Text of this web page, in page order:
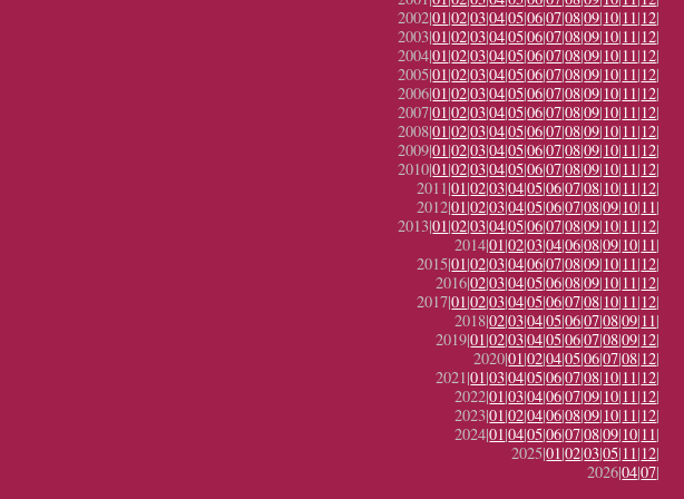
2002|01|02|03|04|05|06|07|08|09|10|11|12|
2003|01|02|03|04|05|06|07|08|09|10|11|12|
2004|01|02|03|04|05|06|07|08|09|10|11|12|
2005|01|02|03|04|05|06|07|08|09|10|11|12|
2006|01|02|03|04|05|06|07|08|09|10|11|12|
2007|01|02|03|04|05|06|07|08|09|10|11|12|
2008|01|02|03|04|05|06|07|08|09|10|11|12|
2009|01|02|03|04|05|06|07|08|09|10|11|12|
2010|01|02|03|04|05|06|07|08|09|10|11|12|
2011|01|02|03|04|05|06|07|08|10|11|12|
2012|01|02|03|04|05|06|07|08|09|10|11|
2013|01|02|03|04|05|06|07|08|09|10|11|12|
2014|01|02|03|04|06|08|09|10|11|
2015|01|02|03|04|06|07|08|09|10|11|12|
2016|02|03|04|05|06|08|09|10|11|12|
2017|01|02|03|04|05|06|07|08|10|11|12|
2018|02|03|04|05|06|07|08|09|11|
2019|01|02|03|04|05|06|07|08|09|12|
2020|01|02|04|05|06|07|08|12|
2021|01|03|04|05|06|07|08|10|11|12|
2022|01|03|04|06|07|09|10|11|12|
2023|01|02|04|06|08|09|10|11|12|
2024|01|04|05|06|07|08|09|10|11|
2025|01|02|03|05|11|12|
2026|04|07|